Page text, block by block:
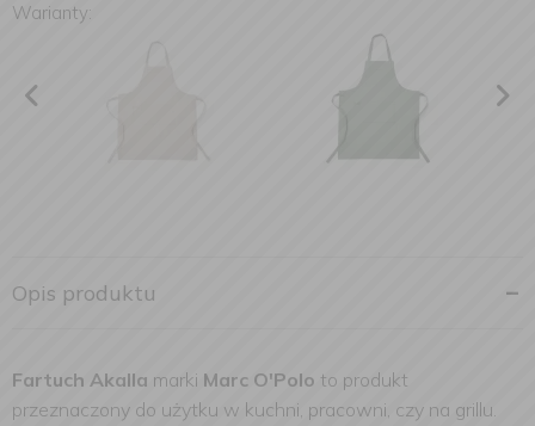
Warianty:
Opis produktu
Fartuch Akalla marki Marc O'Polo to produkt
przeznaczony do użytku w kuchni, pracowni, czy na grillu.